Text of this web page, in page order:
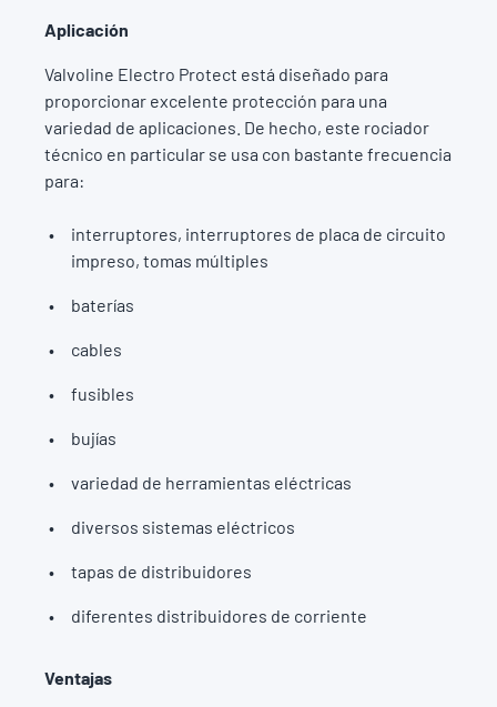
Aplicación
Valvoline Electro Protect está diseñado para
proporcionar excelente protección para una
variedad de aplicaciones. De hecho, este rociador
técnico en particular se usa con bastante frecuencia
para:
interruptores, interruptores de placa de circuito
impreso, tomas múltiples
baterías
cables
fusibles
bujías
variedad de herramientas eléctricas
diversos sistemas eléctricos
tapas de distribuidores
diferentes distribuidores de corriente
Ventajas